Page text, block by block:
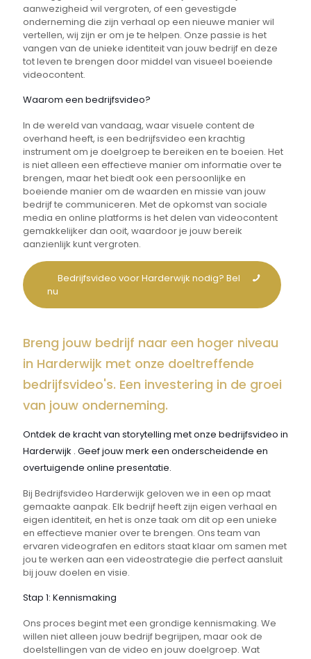
aanwezigheid wil vergroten, of een gevestigde
onderneming die zijn verhaal op een nieuwe manier wil
vertellen, wij zijn er om je te helpen. Onze passie is het
vangen van de unieke identiteit van jouw bedrijf en deze
tot leven te brengen door middel van visueel boeiende
videocontent.
Waarom een bedrijfsvideo?
In de wereld van vandaag, waar visuele content de
overhand heeft, is een bedrijfsvideo een krachtig
instrument om je doelgroep te bereiken en te boeien. Het
is niet alleen een effectieve manier om informatie over te
brengen, maar het biedt ook een persoonlijke en
boeiende manier om de waarden en missie van jouw
bedrijf te communiceren. Met de opkomst van sociale
media en online platforms is het delen van videocontent
gemakkelijker dan ooit, waardoor je jouw bereik
aanzienlijk kunt vergroten.
Bedrijfsvideo voor Harderwijk nodig? Bel
nu
Breng jouw bedrijf naar een hoger niveau
in Harderwijk met onze doeltreffende
bedrijfsvideo's. Een investering in de groei
van jouw onderneming.
Ontdek de kracht van storytelling met onze bedrijfsvideo in
Harderwijk . Geef jouw merk een onderscheidende en
overtuigende online presentatie.
Bij Bedrijfsvideo Harderwijk geloven we in een op maat
gemaakte aanpak. Elk bedrijf heeft zijn eigen verhaal en
eigen identiteit, en het is onze taak om dit op een unieke
en effectieve manier over te brengen. Ons team van
ervaren videografen en editors staat klaar om samen met
jou te werken aan een videostrategie die perfect aansluit
bij jouw doelen en visie.
Stap 1: Kennismaking
Ons proces begint met een grondige kennismaking. We
willen niet alleen jouw bedrijf begrijpen, maar ook de
doelstellingen van de video en jouw doelgroep. Wat